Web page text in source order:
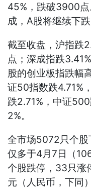
45%，跌破3900
成，A股将继续下跌
截至收盘，沪指跌
点；深成指跌
股的创业板指跌幅
证50指数跌4.71%
跌2.71%，中证
2%。
全市场5072只个
仅多于4月7日（
个股跌停，33只涨
元（人民币，下同